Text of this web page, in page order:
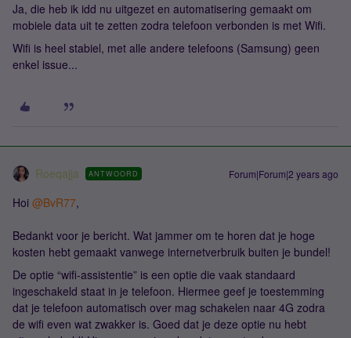
Ja, die heb ik idd nu uitgezet en automatisering gemaakt om
mobiele data uit te zetten zodra telefoon verbonden is met Wifi.
Wifi is heel stabiel, met alle andere telefoons (Samsung) geen
enkel issue...
Roeqajja ANTWOORD Forum|Forum|2 years ago
Hoi @BvR77,
Bedankt voor je bericht. Wat jammer om te horen dat je hoge
kosten hebt gemaakt vanwege internetverbruik buiten je bundel!
De optie “wifi-assistentie” is een optie die vaak standaard
ingeschakeld staat in je telefoon. Hiermee geef je toestemming
dat je telefoon automatisch over mag schakelen naar 4G zodra
de wifi even wat zwakker is. Goed dat je deze optie nu hebt